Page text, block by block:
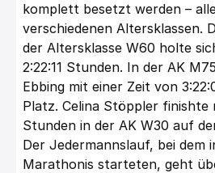
komplett besetzt werden –
verschiedenen Altersklassen.
der Altersklasse W60 holte
2:22:11 Stunden. In der AK
Ebbing mit einer Zeit von
Platz. Celina Stöppler finishte
Stunden in der AK W30 auf
Der Jedermannslauf, bei dem
Marathonis starteten, geht